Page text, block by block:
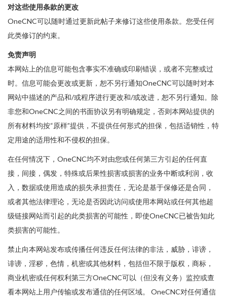
对这些使用条款的更改
OneCNC可以随时通过更新此帖子来修订这些使用条款。您受任何
此类修订的约束。
免责声明
本网站上的信息可能包含事实不准确或印刷错误，或者不完整或过
时。信息可能会更改或更新，恕不另行通知OneCNC可以随时对本
网站中描述的产品和/或程序进行更改和/或改进，恕不另行通知。除
非您和OneCNC之间的书面协议另有明确规定，否则本网站提供的
所有材料均按“原样”提供，不提供任何形式的担保，包括适销性，特
定用途的适用性和不侵权的担保。
在任何情况下，OneCNC均不对由您或任何第三方引起的任何直
接，间接，偶发，特殊或后果性损害或损害的业务中断或利润，收
入，数据或使用造成的损失承担责任，无论是基于保修还是合同，
或者其他法律理论，无论是否因此访问或使用本网站或任何其他超
级链接网站而引起的此类损害的可能性，即使OneCNC已被告知此
类损害的可能性。
禁止向本网站发布或传播任何违反任何法律的非法，威胁，诽谤，
诽谤，淫秽，色情，机密或其他材料，包括但不限于版权，商标，
商业机密或任何权利第三方OneCNC可以（但没有义务）监控或查
看本网站上用户传输或发布通信的任何区域。 OneCNC对任何通信